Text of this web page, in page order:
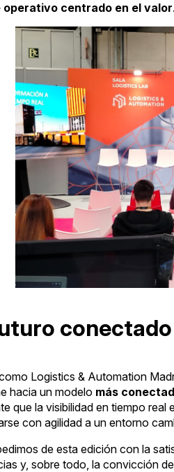
operativo centrado en el valor.
Logistics & Automation
hacia un modelo más
que la visibilidad en tiempo
con agilidad a un entorno
de esta edición con la
y, sobre todo, la convicción